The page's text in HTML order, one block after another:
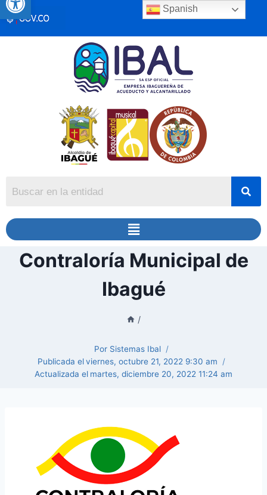
Contraloría Municipal de
Ibagué
/
Por Sistemas Ibal
Publicada elviernes, octubre 21, 2022 9:30 am
Actualizada el martes, diciembre 20, 2022 11:24 am
Spanish